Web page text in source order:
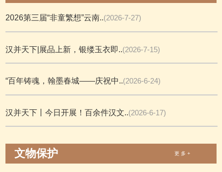
2026第三届“非童繁想”云南..(2026-7-27)
汉并天下|展品上新，银缕玉衣即..(2026-7-15)
“百年铸魂，翰墨春城——庆祝中..(2026-6-24)
汉并天下丨今日开展！百余件汉文..(2026-6-17)
文物保护 更 多 +